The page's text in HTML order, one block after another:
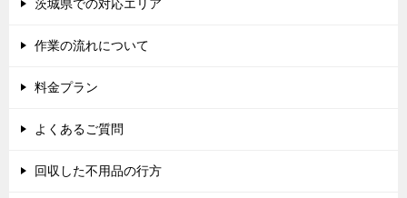
茨城県での対応エリア
作業の流れについて
料金プラン
よくあるご質問
回収した不用品の行方